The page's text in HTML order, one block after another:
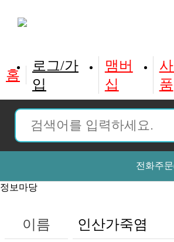
홈
입 십 품
전화주
정보마당
이름 인산가죽염